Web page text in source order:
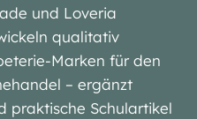
und Loveria
qualitativ
Marken für den
– ergänzt
praktische Schulartikel